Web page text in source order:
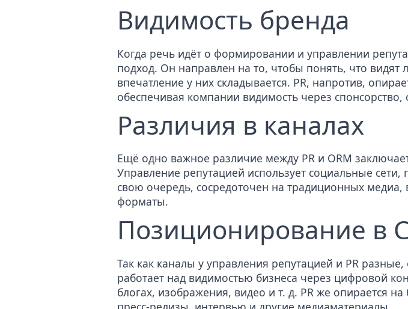
Видимость бренда
Когда речь идёт о формировании и управлении
подход. Он направлен на то, чтобы понять, что
впечатление у них складывается. PR, напротив,
обеспечивая компании видимость через
Различия в каналах
Ещё одно важное различие между PR и ORM
Управление репутацией использует социальные
свою очередь, сосредоточен на традиционных
форматы.
Позиционирование в
Так как каналы у управления репутацией и PR
работает над видимостью бизнеса через цифровой
блогах, изображения, видео и т. д. PR же опирается